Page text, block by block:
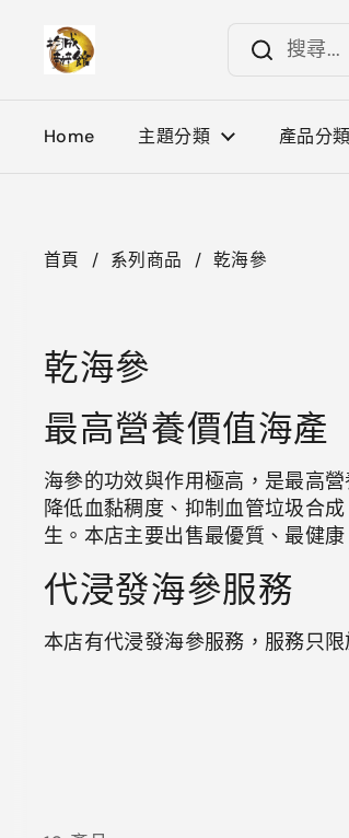
Home 主題分類 產品分類
首頁 / 系列商品 / 乾海參
乾海參
最高營養價值海產
海參的功效與作用極高，是最高
降低血黏稠度、抑制血管垃圾合
生。本店主要出售最優質、最健
代浸發海參服務
本店有代浸發海參服務，服務只